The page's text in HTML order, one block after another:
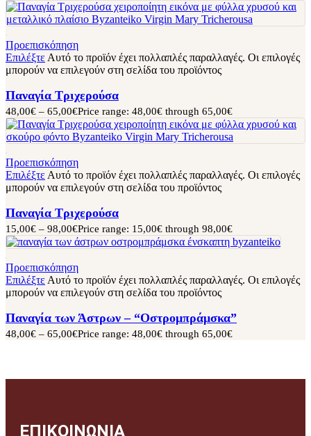
Προεπισκόπηση
Επιλέξτε Αυτό το προϊόν έχει πολλαπλές παραλλαγές. Οι επιλογές
μπορούν να επιλεγούν στη σελίδα του προϊόντος
Παναγία Τριχερούσα
48,00€ – 65,00€Price range: 48,00€ through 65,00€
Προεπισκόπηση
Επιλέξτε Αυτό το προϊόν έχει πολλαπλές παραλλαγές. Οι επιλογές
μπορούν να επιλεγούν στη σελίδα του προϊόντος
Παναγία Τριχερούσα
15,00€ – 98,00€Price range: 15,00€ through 98,00€
Προεπισκόπηση
Επιλέξτε Αυτό το προϊόν έχει πολλαπλές παραλλαγές. Οι επιλογές
μπορούν να επιλεγούν στη σελίδα του προϊόντος
Παναγία των Άστρων – “Οστρομπράμσκα”
48,00€ – 65,00€Price range: 48,00€ through 65,00€
ΕΠΙΚΟΙΝΩΝΙΑ